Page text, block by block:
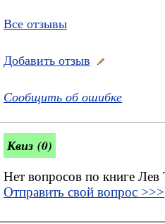
Все отзывы
Добавить отзыв
Сообщить об ошибке
Квиз (0)
Нет вопросов по книге Лев
Отправить свой вопрос >>>